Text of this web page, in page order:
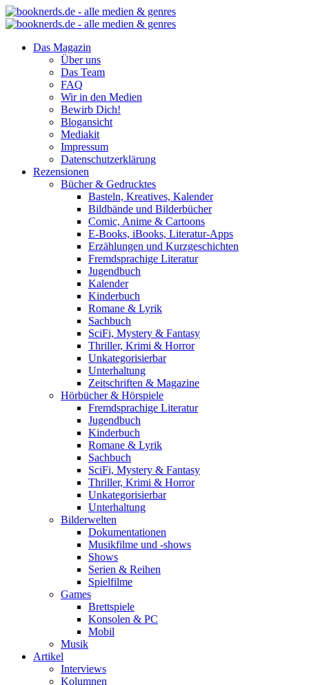
Das Magazin
Über uns
Das Team
FAQ
Wir in den Medien
Bewirb Dich!
Blogansicht
Mediakit
Impressum
Datenschutzerklärung
Rezensionen
Bücher & Gedrucktes
Basteln, Kreatives, Kalender
Bildbände und Bilderbücher
Comic, Anime & Cartoons
E-Books, iBooks, Literatur-Apps
Erzählungen und Kurzgeschichten
Fremdsprachige Literatur
Jugendbuch
Kalender
Kinderbuch
Romane & Lyrik
Sachbuch
SciFi, Mystery & Fantasy
Thriller, Krimi & Horror
Unkategorisierbar
Unterhaltung
Zeitschriften & Magazine
Hörbücher & Hörspiele
Fremdsprachige Literatur
Jugendbuch
Kinderbuch
Romane & Lyrik
Sachbuch
SciFi, Mystery & Fantasy
Thriller, Krimi & Horror
Unkategorisierbar
Unterhaltung
Bilderwelten
Dokumentationen
Musikfilme und -shows
Shows
Serien & Reihen
Spielfilme
Games
Brettspiele
Konsolen & PC
Mobil
Musik
Artikel
Interviews
Kolumnen